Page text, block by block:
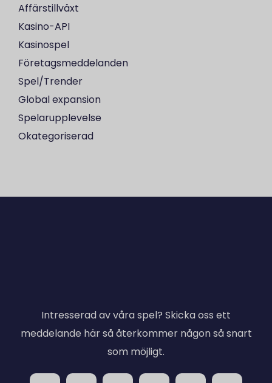
Affärstillväxt
Kasino-API
Kasinospel
Företagsmeddelanden
Spel/Trender
Global expansion
Spelarupplevelse
Okategoriserad
Intresserad av våra spel? Skicka oss ett
meddelande här så återkommer någon så snart
som möjligt.